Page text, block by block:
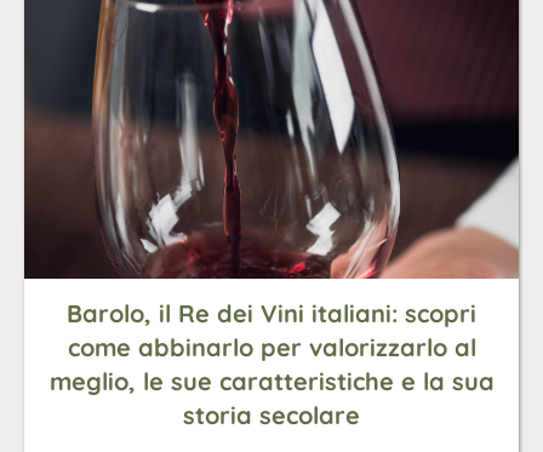
Barolo, il Re dei Vini italiani: scopri
come abbinarlo per valorizzarlo al
meglio, le sue caratteristiche e la sua
storia secolare